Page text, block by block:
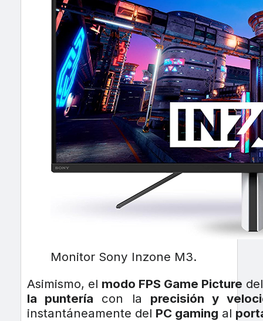
Monitor Sony Inzone M3.
Asimismo, el modo FPS Game Picture
la puntería con la precisión y
instantáneamente del PC gaming al